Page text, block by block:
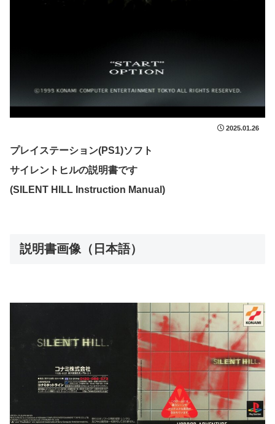
2025.01.26
プレイステーション(PS1)ソフト
サイレントヒルの説明書です
(SILENT HILL Instruction Manual)
説明書画像（日本語）